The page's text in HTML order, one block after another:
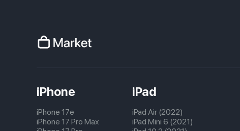
iPhone
iPhone 17e
iPhone 17 Pro Max
iPad
iPad Air (2022)
iPad Mini 6 (2021)